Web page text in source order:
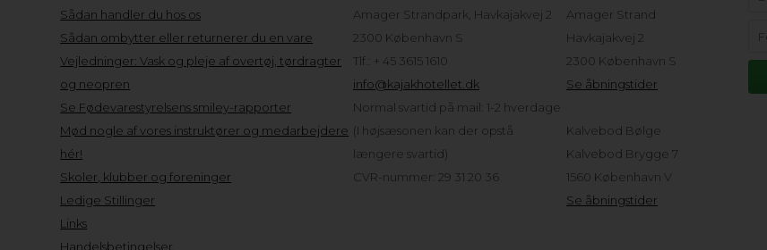
Sådan handler du hos os
Sådan ombytter eller returnerer du en vare
Vejledninger: Vask og pleje af overtøj, tørdragter
og neopren
Se Fødevarestyrelsens smiley-rapporter
Mød nogle af vores instruktører og medarbejdere
hér!
Skoler, klubber og foreninger
Ledige Stillinger
Links
Handelsbetingelser
Amager Strandpark, Havkajakvej 2
2300 København S
Tlf.: + 45 3615 1610
info@kajakhotellet.dk
Normal svartid på mail: 1-2 hverdage
(I højsæsonen kan der opstå
længere svartid)
CVR-nummer: 29 31 20 36
Amager Strand
Havkajakvej 2
2300 København S
Se åbningstider
Kalvebod Bølge
Kalvebod Brygge 7
1560 København V
Se åbningstider